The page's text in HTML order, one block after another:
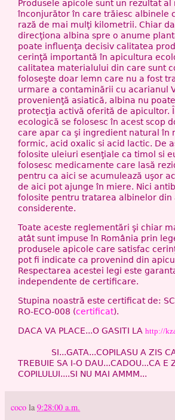
Produsele apicole sunt un rezultat al
înconjurător în care trăiesc albinele
rază de mai mulţi kilometrii. Chiar
direcţiona albina spre o anume
poate influenţa decisiv calitatea
cerinţă importantă în apicultura
calitatea materialului din care sunt
foloseşte doar lemn care nu a fost
urmare a contaminării cu acarianul
provenienţă asiatică, albina nu
protecţia activă oferită de apicultor.
ecologică se folosesc în acest scop
care apar ca şi ingredient natural în
formic, acid oxalic si acid lactic. De
folosite uleiuri esenţiale ca timol si
folosesc medicamente care lasă
pentru ca aici se acumulează uşor
de aici pot ajunge în miere. Nici
folosite pentru tratarea albinelor din
considerente.
Toate aceste reglementări şi chiar
atât sunt impuse în România prin
produsele apicole care satisfac
pot fi indicate ca provenind din
Respectarea acestei legi este
independente de certificare.
Stupina noastră este certificat de:
RO-ECO-008 (certificat).
DACA VA PLACE...O GASITI LA http://
SI...GATA...COPILASU A ZIS CA
TREBUIE SA I-O DAU...CADOU...CA E
COPILULUI....SI NU MAI AMMM...
coco la 9:28:00 a.m.